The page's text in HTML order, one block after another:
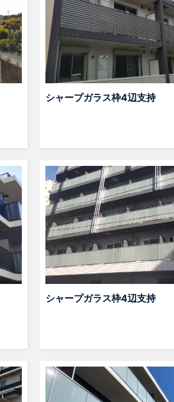
シャープガラス枠4辺支持
シャープガラス枠4辺支持